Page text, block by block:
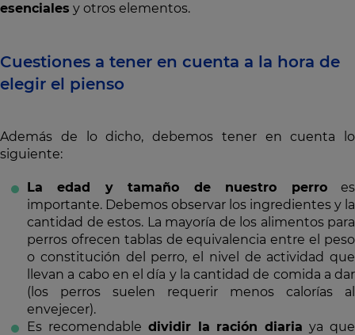
esenciales y otros elementos.
Cuestiones a tener en cuenta a la hora de
elegir el pienso
Además de lo dicho, debemos tener en cuenta lo
siguiente:
La edad y tamaño de nuestro perroes
importante. Debemos observar los ingredientes y la
cantidad de estos. La mayoría de los alimentos para
perros ofrecen tablas de equivalencia entre el peso
o constitución del perro, el nivel de actividad que
llevan a cabo en el día y la cantidad de comida a dar
(los perros suelen requerir menos calorías al
envejecer).
Es recomendable dividir la ración diaria ya que